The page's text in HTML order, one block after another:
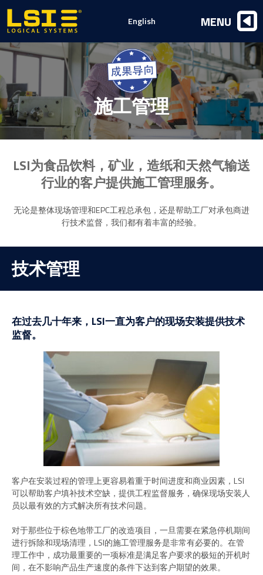
施工管理
LSI为食品饮料，矿业，造纸和天然气输送
行业的客户提供施工管理服务。
无论是整体现场管理和EPC工程总承包，还是帮助工厂对承包商进
行技术监督，我们都有着丰富的经验。
技术管理
在过去几十年来，LSI一直为客户的现场安装提供技术
监督。
客户在安装过程的管理上更容易着重于时间进度和商业因素，LSI
可以帮助客户填补技术空缺，提供工程监督服务，确保现场安装人
员以最有效的方式解决所有技术问题。
对于那些位于棕色地带工厂的改造项目，一旦需要在紧急停机期间
进行拆除和现场清理，LSI的施工管理服务是非常有必要的。在管
理工作中，成功最重要的一项标准是满足客户要求的极短的开机时
间，在不影响产品生产速度的条件下达到客户期望的效果。
Logical
Systems,
Inc
English MENU